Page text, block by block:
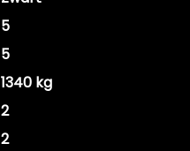
5
5
1340 kg
2
2